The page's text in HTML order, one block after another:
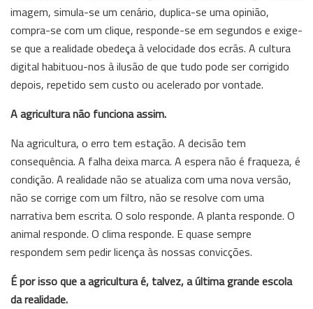
imagem, simula-se um cenário, duplica-se uma opinião,
compra-se com um clique, responde-se em segundos e exige-
se que a realidade obedeça à velocidade dos ecrãs. A cultura
digital habituou-nos à ilusão de que tudo pode ser corrigido
depois, repetido sem custo ou acelerado por vontade.
A agricultura não funciona assim.
Na agricultura, o erro tem estação. A decisão tem
consequência. A falha deixa marca. A espera não é fraqueza, é
condição. A realidade não se atualiza com uma nova versão,
não se corrige com um filtro, não se resolve com uma
narrativa bem escrita. O solo responde. A planta responde. O
animal responde. O clima responde. E quase sempre
respondem sem pedir licença às nossas convicções.
É por isso que a agricultura é, talvez, a última grande escola
da realidade.